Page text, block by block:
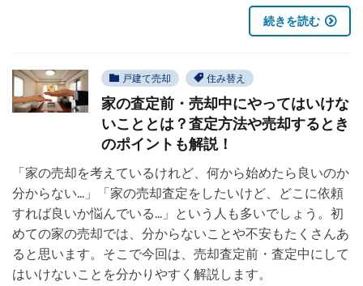
続きを読む
戸建て売却 住み替え
家の査定前・売却中にやってはいけな
いこととは？査定方法や売却するとき
のポイントも解説！
「家の売却を考えているけれど、何から始めたら良いのか
分からない...」「家の売却査定をしたいけど、どこに依頼
すれば良いか悩んでいる...」という人も多いでしょう。初
めての家の売却では、分からないことや不安もたくさんあ
ると思います。そこで今回は、売却査定前・査定中にして
はいけないことを分かりやすく解説します。